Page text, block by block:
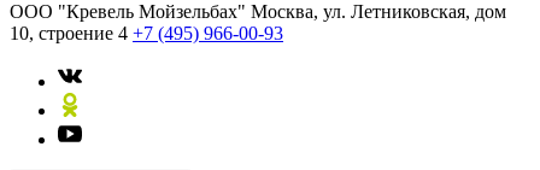
ООО "Кревель Мойзельбах" Москва, ул. Летниковская, дом
10, строение 4 +7 (495) 966-00-93